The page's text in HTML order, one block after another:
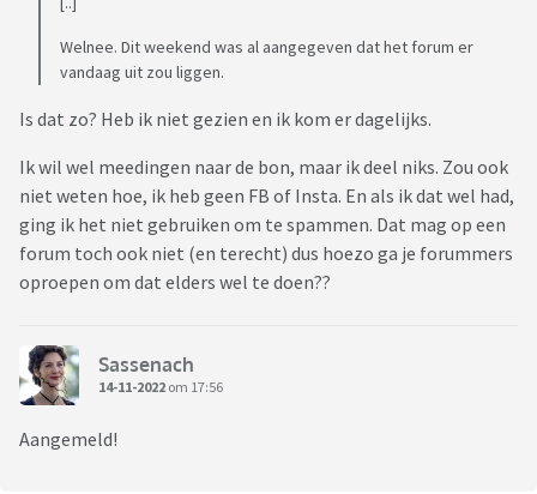
Welnee. Dit weekend was al aangegeven dat het forum er
vandaag uit zou liggen.
Is dat zo? Heb ik niet gezien en ik kom er dagelijks.
Ik wil wel meedingen naar de bon, maar ik deel niks. Zou ook
niet weten hoe, ik heb geen FB of Insta. En als ik dat wel had,
ging ik het niet gebruiken om te spammen. Dat mag op een
forum toch ook niet (en terecht) dus hoezo ga je forummers
oproepen om dat elders wel te doen??
Sassenach
14-11-2022 om 17:56
Aangemeld!